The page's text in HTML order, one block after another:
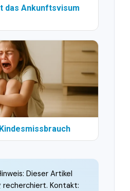
das Ankunftsvisum
Dieser Artikel
Kontakt: